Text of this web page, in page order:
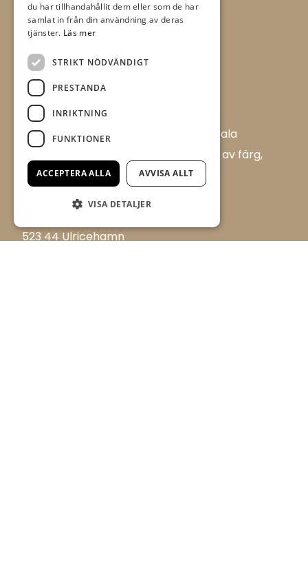
Allt i Färg AB är en färghandel i centrala
Ulricehamn med ett brett sortiment av färg,
tapet och tillbehör.
523 44 Ulricehamn
du har tillhandahållit dem eller som de har
samlat in från din användning av deras
tjänster. Läs mer
STRIKT NÖDVÄNDIGT
PRESTANDA
INRIKTNING
FUNKTIONER
ACCEPTERA ALLA AVVISA ALLT
VISA DETALJER